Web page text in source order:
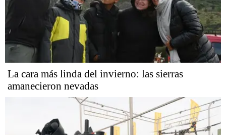
La cara más linda del invierno: las sierras
amanecieron nevadas